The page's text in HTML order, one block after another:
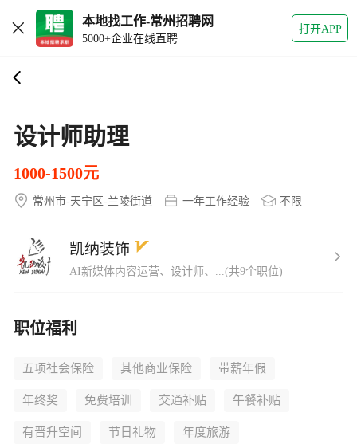
本地找工作-常州招聘网
5000+企业在线直聘
打开APP
设计师助理
1000-1500元
常州市-天宁区-兰陵街道 一年工作经验 不限
凯纳装饰
AI新媒体内容运营、设计师、...(共9个职位)
职位福利
五项社会保险 其他商业保险 带薪年假
年终奖 免费培训 交通补贴 午餐补贴
有晋升空间 节日礼物 年度旅游